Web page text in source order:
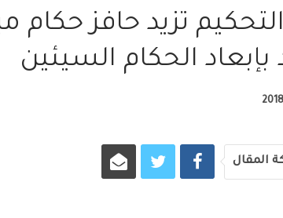
تزيد حافز حكام
بإبعاد الحكام السيئين
المقال